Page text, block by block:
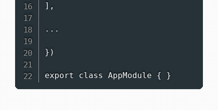
],
...
})
export class AppModule { }